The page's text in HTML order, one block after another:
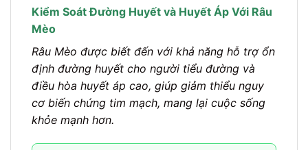
Kiểm Soát Đường Huyết và Huyết Áp Với Râu
Mèo
Râu Mèo được biết đến với khả năng hỗ trợ ổn
định đường huyết cho người tiểu đường và
điều hòa huyết áp cao, giúp giảm thiểu nguy
cơ biến chứng tim mạch, mang lại cuộc sống
khỏe mạnh hơn.